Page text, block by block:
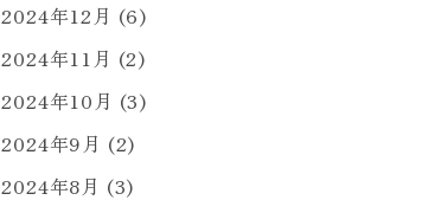
2024年12月 (6)
2024年11月 (2)
2024年10月 (3)
2024年9月 (2)
2024年8月 (3)